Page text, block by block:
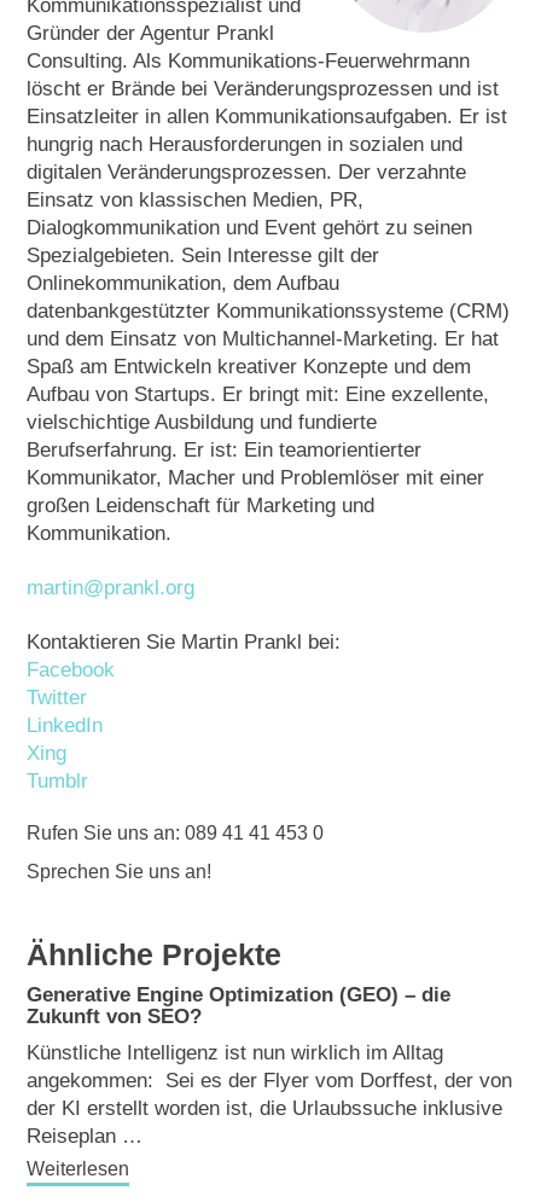
Kommunikationsspezialist und
Gründer der Agentur Prankl
Consulting. Als Kommunikations-Feuerwehrmann
löscht er Brände bei Veränderungsprozessen und ist
Einsatzleiter in allen Kommunikationsaufgaben. Er ist
hungrig nach Herausforderungen in sozialen und
digitalen Veränderungsprozessen. Der verzahnte
Einsatz von klassischen Medien, PR,
Dialogkommunikation und Event gehört zu seinen
Spezialgebieten. Sein Interesse gilt der
Onlinekommunikation, dem Aufbau
datenbankgestützter Kommunikationssysteme (CRM)
und dem Einsatz von Multichannel-Marketing. Er hat
Spaß am Entwickeln kreativer Konzepte und dem
Aufbau von Startups. Er bringt mit: Eine exzellente,
vielschichtige Ausbildung und fundierte
Berufserfahrung. Er ist: Ein teamorientierter
Kommunikator, Macher und Problemlöser mit einer
großen Leidenschaft für Marketing und
Kommunikation.
martin@prankl.org
Kontaktieren Sie Martin Prankl bei:
Facebook
Twitter
LinkedIn
Xing
Tumblr
Rufen Sie uns an: 089 41 41 453 0
Sprechen Sie uns an!
Ähnliche Projekte
Generative Engine Optimization (GEO) – die
Zukunft von SEO?
Künstliche Intelligenz ist nun wirklich im Alltag
angekommen: Sei es der Flyer vom Dorffest, der von
der KI erstellt worden ist, die Urlaubssuche inklusive
Reiseplan …
Weiterlesen